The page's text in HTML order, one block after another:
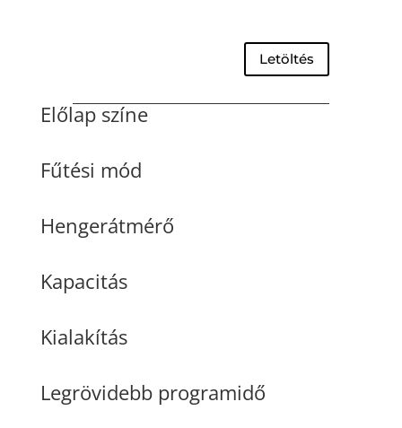
Letöltés
Előlap színe
Fűtési mód
Hengerátmérő
Kapacitás
Kialakítás
Legrövidebb programidő